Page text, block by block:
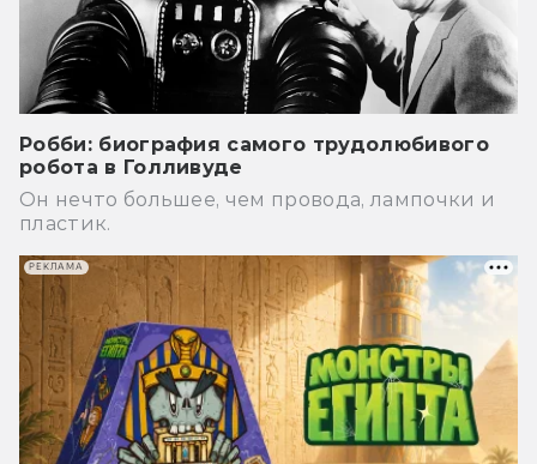
Робби: биография самого трудолюбивого
робота в Голливуде
Он нечто большее, чем провода, лампочки и
пластик.
РЕКЛАМА